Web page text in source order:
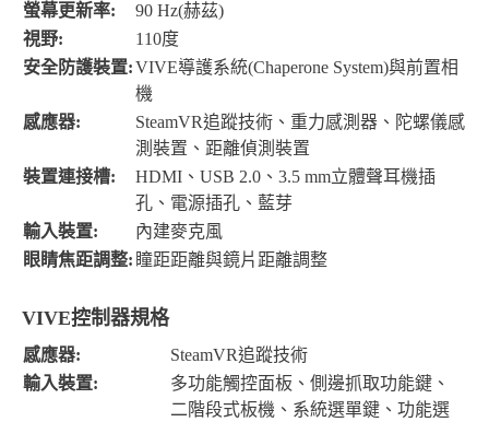
螢幕更新率:
90 Hz(赫茲)
視野:
110度
安全防護裝置:VIVE導護系統(Chaperone System)與前置相
機
感應器:
SteamVR追蹤技術、重力感測器、陀螺儀感
測裝置、距離偵測裝置
裝置連接槽:
HDMI、USB 2.0、3.5 mm立體聲耳機插
孔、電源插孔、藍芽
輸入裝置:
內建麥克風
眼睛焦距調整: 瞳距距離與鏡片距離調整
VIVE控制器規格
感應器:
SteamVR追蹤技術
輸入裝置:
多功能觸控面板、側邊抓取功能鍵、
二階段式板機、系統選單鍵、功能選